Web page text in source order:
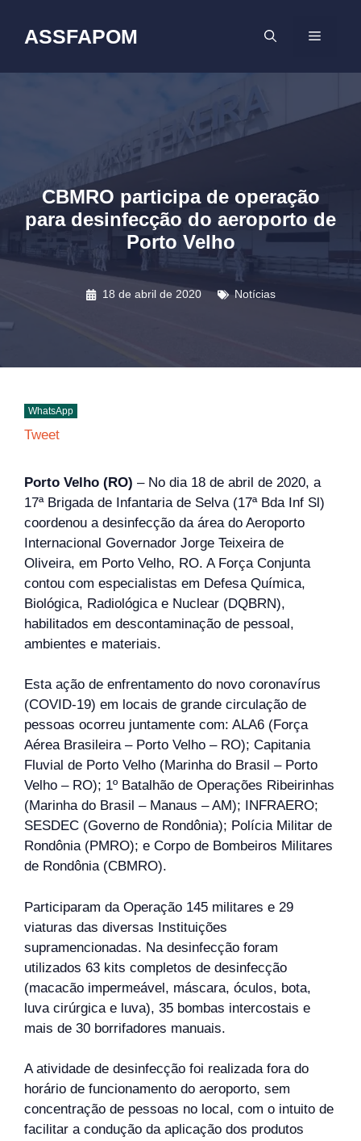
conteúdo
ASSFAPOM MENU
CBMRO participa de operação
para desinfecção do aeroporto de
Porto Velho
18 de abril de 2020 Notícias
WhatsApp
Tweet
Porto Velho (RO) – No dia 18 de abril de 2020, a
17ª Brigada de Infantaria de Selva (17ª Bda Inf Sl)
coordenou a desinfecção da área do Aeroporto
Internacional Governador Jorge Teixeira de
Oliveira, em Porto Velho, RO. A Força Conjunta
contou com especialistas em Defesa Química,
Biológica, Radiológica e Nuclear (DQBRN),
habilitados em descontaminação de pessoal,
ambientes e materiais.
Esta ação de enfrentamento do novo coronavírus
(COVID-19) em locais de grande circulação de
pessoas ocorreu juntamente com: ALA6 (Força
Aérea Brasileira – Porto Velho – RO); Capitania
Fluvial de Porto Velho (Marinha do Brasil – Porto
Velho – RO); 1º Batalhão de Operações Ribeirinhas
(Marinha do Brasil – Manaus – AM); INFRAERO;
SESDEC (Governo de Rondônia); Polícia Militar de
Rondônia (PMRO); e Corpo de Bombeiros Militares
de Rondônia (CBMRO).
Participaram da Operação 145 militares e 29
viaturas das diversas Instituições
supramencionadas. Na desinfecção foram
utilizados 63 kits completos de desinfecção
(macacão impermeável, máscara, óculos, bota,
luva cirúrgica e luva), 35 bombas intercostais e
mais de 30 borrifadores manuais.
A atividade de desinfecção foi realizada fora do
horário de funcionamento do aeroporto, sem
concentração de pessoas no local, com o intuito de
facilitar a condução da aplicação dos produtos